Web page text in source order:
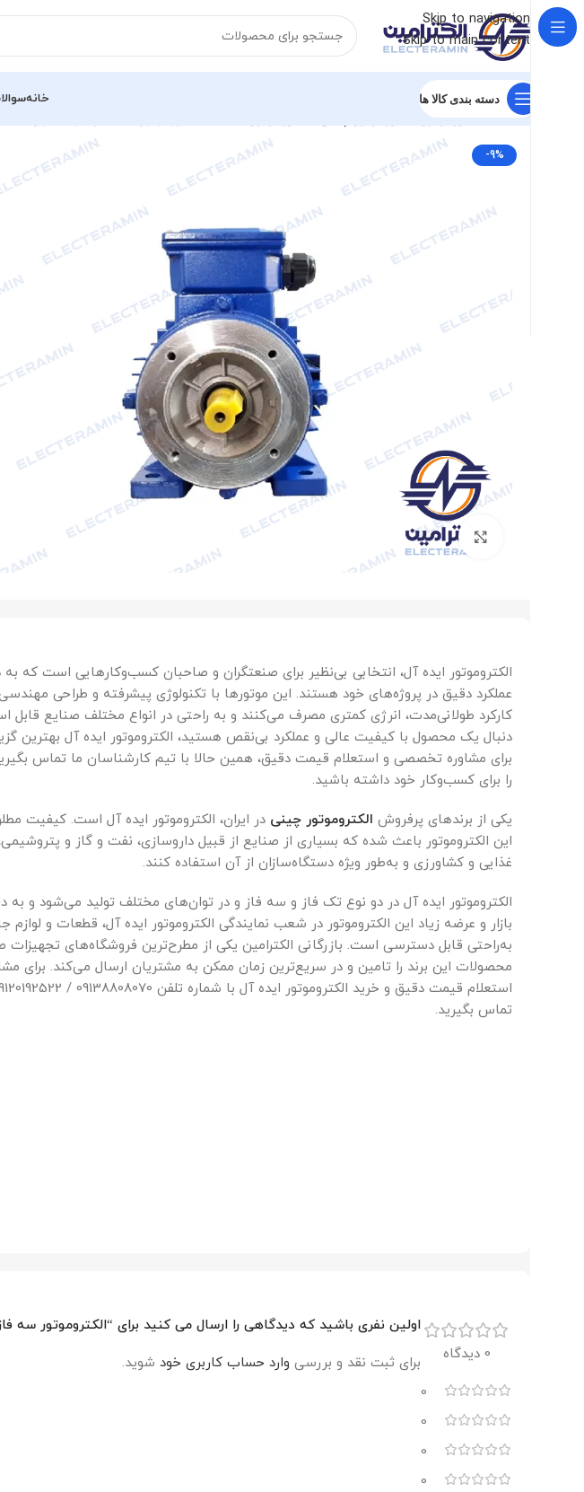
Skip to navigation
Skip to main content
دسته بندی کالا ها خانه
خانه الکتروموتور
-9%
برای بزرگنمایی کلیک کنید
الکتروموتور ایده آل، انتخابی بی‌نظیر برای صنعتگران و صاحبان کسب‌وکارهایی است که به
عملکرد دقیق در پروژه‌های خود هستند. این موتورها با تکنولوژی پیشرفته و طراحی
کارکرد طولانی‌مدت، انرژی کمتری مصرف می‌کنند و به راحتی در انواع مختلف صنایع قابل
دنبال یک محصول با کیفیت عالی و عملکرد بی‌نقص هستید، الکتروموتور ایده آل بهترین
برای مشاوره تخصصی و استعلام قیمت دقیق، همین حالا با تیم کارشناسان ما تماس
را برای کسب‌وکار خود داشته باشید.
یکی از برندهای پرفروش الکتروموتور چینی در ایران، الکتروموتور ایده آل است. کیفیت
این الکتروموتور باعث شده که بسیاری از صنایع از قبیل داروسازی، نفت و گاز و
غذایی و کشاورزی و به‌طور ویژه دستگاه‌سازان از آن استفاده کنند.
الکتروموتور ایده آل در دو نوع تک فاز و سه فاز و در توان‌های مختلف تولید می‌شود و به
بازار و عرضه زیاد این الکتروموتور در شعب نمایندگی الکتروموتور ایده آل، قطعات و لوازم
به‌راحتی قابل دسترسی است. بازرگانی الکترامین یکی از مطرح‌ترین فروشگاه‌های
محصولات این برند را تامین و در سریع‌ترین زمان ممکن به مشتریان ارسال می‌کند. برای
تماس بگیرید.
0 دیدگاه
0
0
0
0
اولین نفری باشید که دیدگاهی را ارسال می کنید برای “الکتروموتور سه فاز آلومینیوم ایده آل (1
برای ثبت نقد و بررسی وارد حساب کاربری خود شوید.